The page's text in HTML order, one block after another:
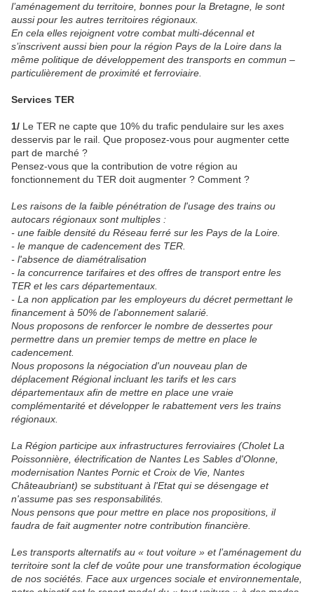
l’aménagement du territoire, bonnes pour la Bretagne, le sont
aussi pour les autres territoires régionaux.
En cela elles rejoignent votre combat multi-décennal et
s’inscrivent aussi bien pour la région Pays de la Loire dans la
même politique de développement des transports en commun –
particulièrement de proximité et ferroviaire.
Services TER
1/ Le TER ne capte que 10% du trafic pendulaire sur les axes
desservis par le rail. Que proposez-vous pour augmenter cette
part de marché ?
Pensez-vous que la contribution de votre région au
fonctionnement du TER doit augmenter ? Comment ?
Les raisons de la faible pénétration de l'usage des trains ou
autocars régionaux sont multiples :
- une faible densité du Réseau ferré sur les Pays de la Loire.
- le manque de cadencement des TER.
- l'absence de diamétralisation
- la concurrence tarifaires et des offres de transport entre les
TER et les cars départementaux.
- La non application par les employeurs du décret permettant le
financement à 50% de l’abonnement salarié.
Nous proposons de renforcer le nombre de dessertes pour
permettre dans un premier temps de mettre en place le
cadencement.
Nous proposons la négociation d'un nouveau plan de
déplacement Régional incluant les tarifs et les cars
départementaux afin de mettre en place une vraie
complémentarité et développer le rabattement vers les trains
régionaux.
La Région participe aux infrastructures ferroviaires (Cholet La
Poissonnière, électrification de Nantes Les Sables d'Olonne,
modernisation Nantes Pornic et Croix de Vie, Nantes
Châteaubriant) se substituant à l'Etat qui se désengage et
n'assume pas ses responsabilités.
Nous pensons que pour mettre en place nos propositions, il
faudra de fait augmenter notre contribution financière.
Les transports alternatifs au « tout voiture » et l’aménagement du
territoire sont la clef de voûte pour une transformation écologique
de nos sociétés. Face aux urgences sociale et environnementale,